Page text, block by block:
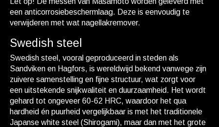
een anticorrosiebeschermlaag. Deze is eenvoudig te
verwijderen met wat nagellakremover.
Swedish steel
Swedish steel, vooral geproduceerd in steden als
Sandviken en Hagfors, is wereldwijd bekend vanwege zijn
zuivere samenstelling en fijne structuur, wat zorgt voor
een uitstekende snijkwaliteit en duurzaamheid. Het wordt
gehard tot ongeveer 60-62 HRC, waardoor het qua
hardheid én puurheid vergelijkbaar is met het traditionele
Japanse white steel (Shirogami), maar dan met het grote